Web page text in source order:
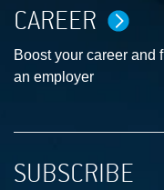
CAREER
Boost your career and
an employer
SUBSCRIBE